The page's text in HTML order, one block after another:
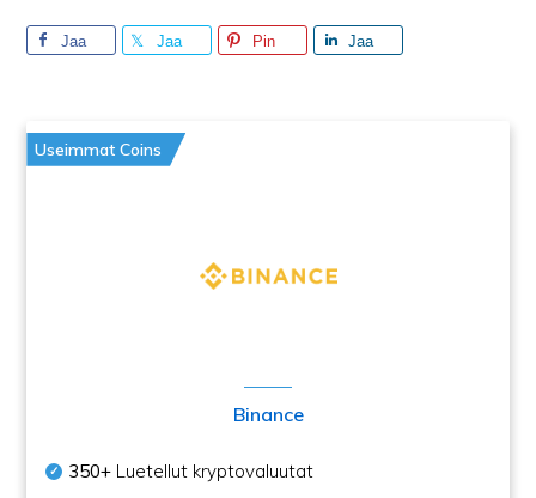
Jaa Jaa Pin Jaa
Useimmat Coins
Binance
350+ Luetellut kryptovaluutat